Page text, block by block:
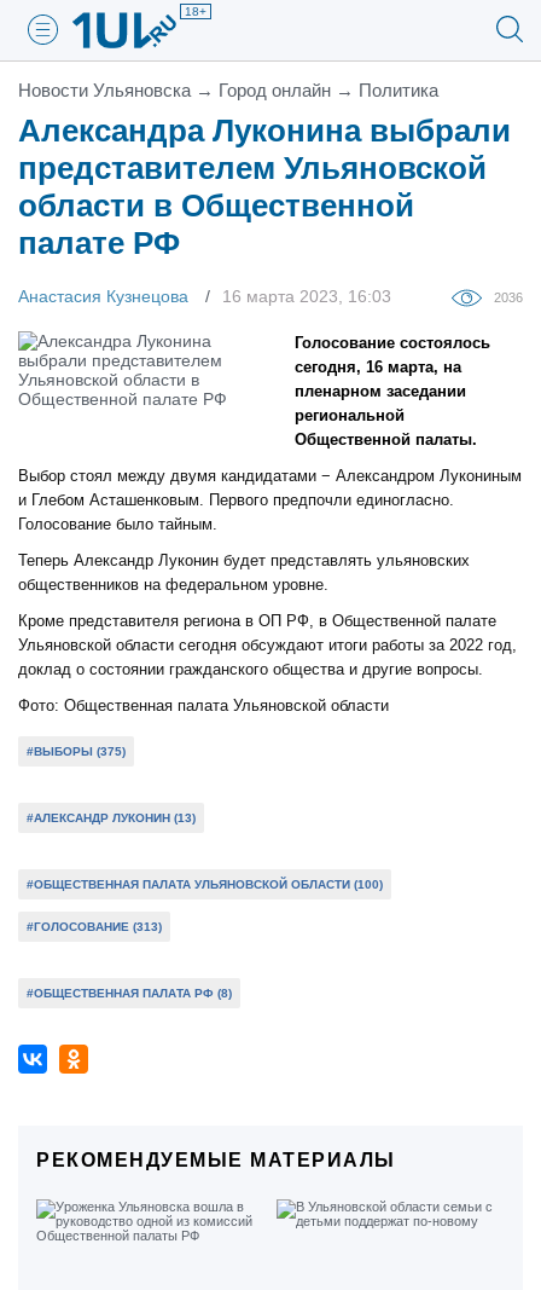
18+
Новости Ульяновска → Город онлайн → Политика
Александра Луконина выбрали
представителем Ульяновской
области в Общественной
палате РФ
Анастасия Кузнецова 16 марта 2023, 16:03 2036
Голосование состоялось
сегодня, 16 марта, на
пленарном заседании
региональной
Общественной палаты.
Выбор стоял между двумя кандидатами − Александром Лукониным
и Глебом Асташенковым. Первого предпочли единогласно.
Голосование было тайным.
Теперь Александр Луконин будет представлять ульяновских
общественников на федеральном уровне.
Кроме представителя региона в ОП РФ, в Общественной палате
Ульяновской области сегодня обсуждают итоги работы за 2022 год,
доклад о состоянии гражданского общества и другие вопросы.
Фото: Общественная палата Ульяновской области
#ВЫБОРЫ (375)
#АЛЕКСАНДР ЛУКОНИН (13)
#ОБЩЕСТВЕННАЯ ПАЛАТА УЛЬЯНОВСКОЙ ОБЛАСТИ (100)
#ГОЛОСОВАНИЕ (313)
#ОБЩЕСТВЕННАЯ ПАЛАТА РФ (8)
РЕКОМЕНДУЕМЫЕ МАТЕРИАЛЫ